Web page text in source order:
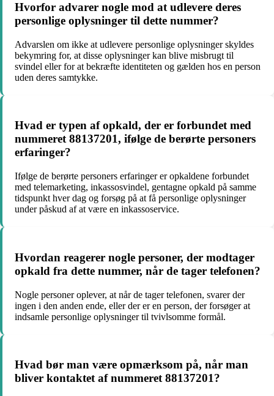
Hvorfor advarer nogle mod at udlevere deres
personlige oplysninger til dette nummer?
Advarslen om ikke at udlevere personlige oplysninger skyldes
bekymring for, at disse oplysninger kan blive misbrugt til
svindel eller for at bekræfte identiteten og gælden hos en person
uden deres samtykke.
Hvad er typen af opkald, der er forbundet med
nummeret 88137201, ifølge de berørte personers
erfaringer?
Ifølge de berørte personers erfaringer er opkaldene forbundet
med telemarketing, inkassosvindel, gentagne opkald på samme
tidspunkt hver dag og forsøg på at få personlige oplysninger
under påskud af at være en inkassoservice.
Hvordan reagerer nogle personer, der modtager
opkald fra dette nummer, når de tager telefonen?
Nogle personer oplever, at når de tager telefonen, svarer der
ingen i den anden ende, eller der er en person, der forsøger at
indsamle personlige oplysninger til tvivlsomme formål.
Hvad bør man være opmærksom på, når man
bliver kontaktet af nummeret 88137201?